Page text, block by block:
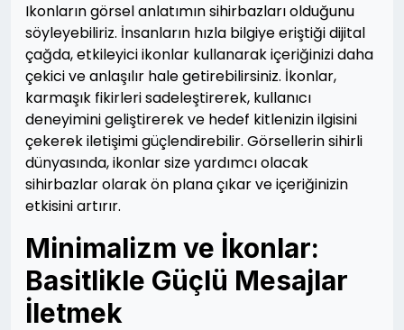
Ikonların görsel anlatımın sihirbazları olduğunu
söyleyebiliriz. İnsanların hızla bilgiye eriştiği dijital
çağda, etkileyici ikonlar kullanarak içeriğinizi daha
çekici ve anlaşılır hale getirebilirsiniz. İkonlar,
karmaşık fikirleri sadeleştirerek, kullanıcı
deneyimini geliştirerek ve hedef kitlenizin ilgisini
çekerek iletişimi güçlendirebilir. Görsellerin sihirli
dünyasında, ikonlar size yardımcı olacak
sihirbazlar olarak ön plana çıkar ve içeriğinizin
etkisini artırır.
Minimalizm ve İkonlar:
Basitlikle Güçlü Mesajlar
İletmek